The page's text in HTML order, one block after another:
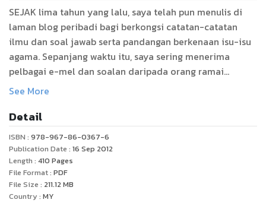
SEJAK lima tahun yang lalu, saya telah pun menulis di
laman blog peribadi bagi berkongsi catatan-catatan
ilmu dan soal jawab serta pandangan berkenaan isu-isu
agama. Sepanjang waktu itu, saya sering menerima
pelbagai e-mel dan soalan daripada orang ramai
berkaitan masalah agama.
See More
Detail
ISBN : 978-967-86-0367-6
Publication Date : 16 Sep 2012
Length : 410 Pages
File Format : PDF
File Size : 211.12 MB
Country : MY